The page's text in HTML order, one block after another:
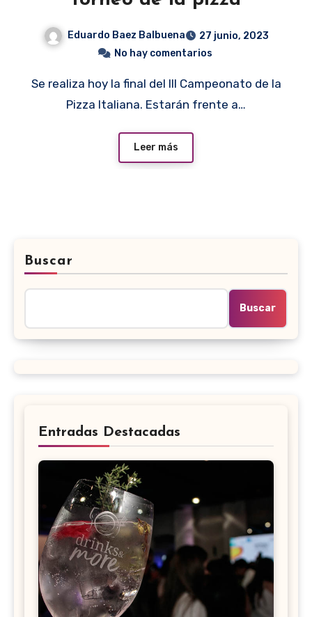
Eduardo Baez Balbuena
27 junio, 2023
No hay comentarios
Se realiza hoy la final del III Campeonato de la
Pizza Italiana. Estarán frente a…
Leer más
Buscar
Buscar
Entradas Destacadas